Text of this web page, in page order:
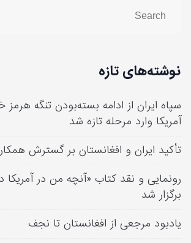
نوشته‌های تازه
سپاه ایران از ادامه بسته‌بودن تنگه هرمز
آمریکا وارد مرحله تازه شد
تأکید ایران و افغانستان بر گسترش
رونمایی و نقد کتاب «آنچه من در آمریکا
برگزار شد
یادبود مرجعی از افغانستان تا نجف